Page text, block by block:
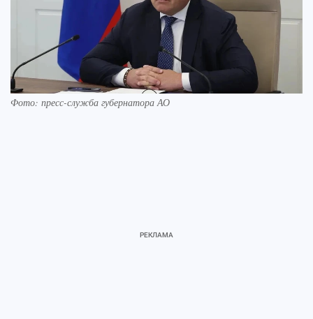
Фото: пресс-служба губернатора АО